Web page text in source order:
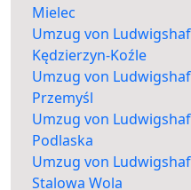
Mielec
Umzug von
Kędzierzyn-Koźle
Umzug von
Przemyśl
Umzug von
Podlaska
Umzug von
Stalowa Wola